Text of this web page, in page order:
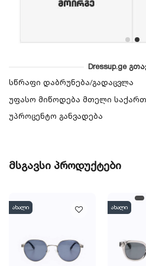
Dressup.ge
სწრაფი დაბრუნება/გადაცვლა
უფასო მიწოდება მთელი
უპროცენტო განვადება
მსგავსი პროდუქტები
ახალი ახალი